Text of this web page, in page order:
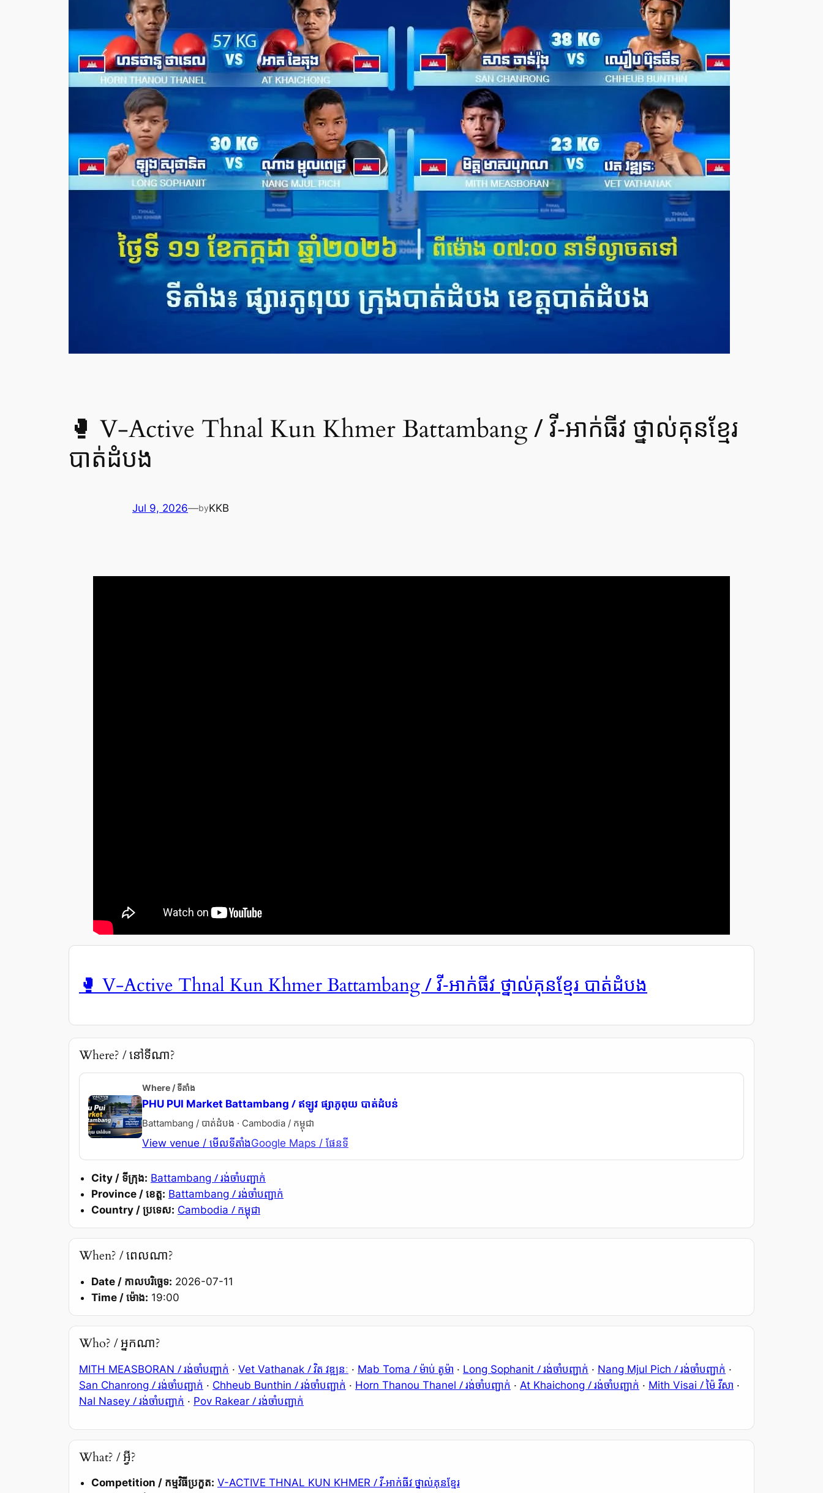
🥊 V-Active Thnal Kun Khmer Battambang/ វី-អាក់ធីវ ថ្នាល់គុនខ្មែរ
បាត់ដំបង
Jul 9, 2026—byKKB
🥊 V-Active Thnal Kun Khmer Battambang/ វី-អាក់ធីវ ថ្នាល់គុនខ្មែរ បាត់ដំបង
Where? / នៅទីណា?
Where / ទីតាំង
PHU PUI Market Battambang / ឥឡូវ ផ្សាភូពុយ បាត់ដំបន់
Battambang / បាត់ដំបង · Cambodia / កម្ពុជា
View venue / មើលទីតាំងGoogle Maps / ផែនទី
City / ទីក្រុង: Battambang / រង់ចាំបញ្ជាក់
Province / ខេត្ត: Battambang / រង់ចាំបញ្ជាក់
Country / ប្រទេស: Cambodia / កម្ពុជា
When? / ពេលណា?
Date / កាលបរិច្ឆេទ: 2026-07-11
Time / ម៉ោង: 19:00
Who? / អ្នកណា?
MITH MEASBORAN / រង់ចាំបញ្ជាក់ · Vet Vathanak / វិត វឌ្ឍនៈ · Mab Toma / ម៉ាប់ តូម៉ា · Long Sophanit / រង់ចាំបញ្ជាក់ · Nang Mjul Pich / រង់ចាំបញ្ជាក់ ·
San Chanrong / រង់ចាំបញ្ជាក់ · Chheub Bunthin / រង់ចាំបញ្ជាក់ · Horn Thanou Thanel / រង់ចាំបញ្ជាក់ · At Khaichong / រង់ចាំបញ្ជាក់ · Mith Visai / ម៉ៃ វីសា ·
Nal Nasey / រង់ចាំបញ្ជាក់ · Pov Rakear / រង់ចាំបញ្ជាក់
What? / អ្វី?
Competition / កម្មវិធីប្រកួត: V-ACTIVE THNAL KUN KHMER / វី-អាក់ធីវ ថ្នាល់គុនខ្មែរ